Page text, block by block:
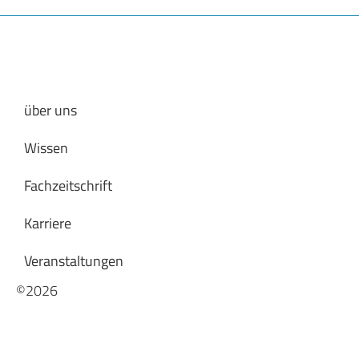
über uns
Wissen
Fachzeitschrift
Karriere
Veranstaltungen
©2026